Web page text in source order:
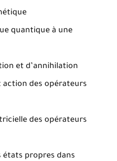
quantique à une
et d’annihilation
action des opérateurs
des opérateurs
états propres dans